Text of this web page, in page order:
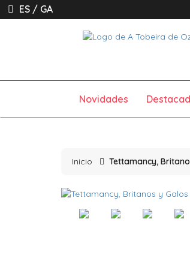
ES / GA
Novidades
Inicio Tettamancy,